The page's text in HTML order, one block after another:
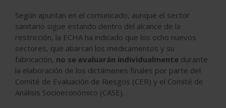
Según apuntan en el comunicado, aunque el sector
sanitario sigue estando dentro del alcance de la
restricción, la ECHA ha indicado que los ocho nuevos
sectores, que abarcan los medicamentos y su
fabricación, no se evaluarán individualmente durante
la elaboración de los dictámenes finales por parte del
Comité de Evaluación de Riesgos (CER) y el Comité de
Análisis Socioeconómico (CASE).